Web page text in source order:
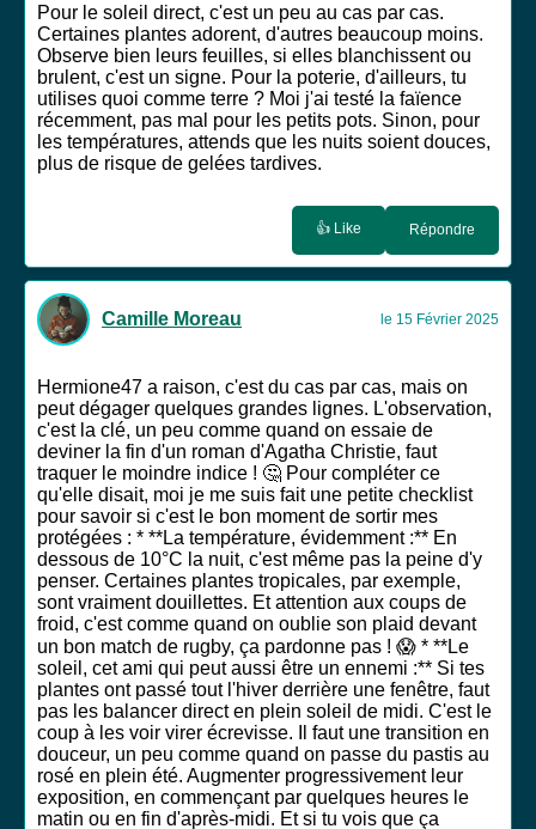
Pour le soleil direct, c'est un peu au cas par cas.
Certaines plantes adorent, d'autres beaucoup moins.
Observe bien leurs feuilles, si elles blanchissent ou
brulent, c'est un signe. Pour la poterie, d'ailleurs, tu
utilises quoi comme terre ? Moi j'ai testé la faïence
récemment, pas mal pour les petits pots. Sinon, pour
les températures, attends que les nuits soient douces,
plus de risque de gelées tardives.
👍 Like Répondre
Camille Moreau le 15 Février 2025
Hermione47 a raison, c'est du cas par cas, mais on
peut dégager quelques grandes lignes. L'observation,
c'est la clé, un peu comme quand on essaie de
deviner la fin d'un roman d'Agatha Christie, faut
traquer le moindre indice ! 🤔 Pour compléter ce
qu'elle disait, moi je me suis fait une petite checklist
pour savoir si c'est le bon moment de sortir mes
protégées : * **La température, évidemment :** En
dessous de 10°C la nuit, c'est même pas la peine d'y
penser. Certaines plantes tropicales, par exemple,
sont vraiment douillettes. Et attention aux coups de
froid, c'est comme quand on oublie son plaid devant
un bon match de rugby, ça pardonne pas ! 😱 * **Le
soleil, cet ami qui peut aussi être un ennemi :** Si tes
plantes ont passé tout l'hiver derrière une fenêtre, faut
pas les balancer direct en plein soleil de midi. C'est le
coup à les voir virer écrevisse. Il faut une transition en
douceur, un peu comme quand on passe du pastis au
rosé en plein été. Augmenter progressivement leur
exposition, en commençant par quelques heures le
matin ou en fin d'après-midi. Et si tu vois que ça